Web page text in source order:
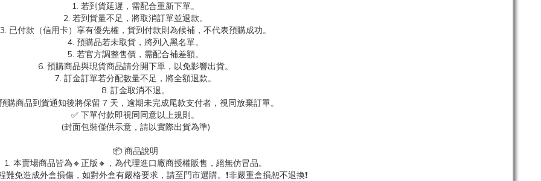
1. 若到貨延遲，需配合重新下單。
2. 若到貨量不足，將取消訂單並退款。
3. 已付款（信用卡）享有優先權，貨到付款則為候補，不代表預購成功。
4. 預購品若未取貨，將列入黑名單。
5. 若官方調整售價，需配合補差額。
6. 預購商品與現貨商品請分開下單，以免影響出貨。
7. 訂金訂單若分配數量不足，將全額退款。
8. 訂金取消不退。
購商品到貨通知後將保留 7 天，逾期未完成尾款支付者，視同放棄訂單。
✅ 下單付款即視同同意以上規則。
(封面包裝僅供示意，請以實際出貨為準)
📦 商品說明
1. 本賣場商品皆為🔸正版🔸，為代理進口廠商授權販售，絕無仿冒品。
難免造成外盒損傷，如對外盒有嚴格要求，請至門市選購。❗非嚴重盒損恕不退換❗